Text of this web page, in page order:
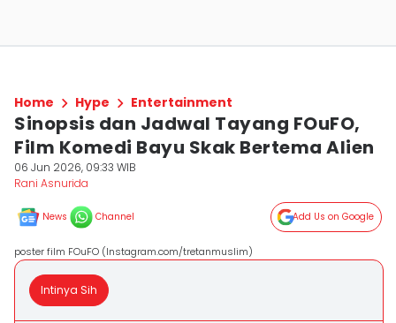
Home Hype Entertainment
Sinopsis dan Jadwal Tayang FOuFO,
Film Komedi Bayu Skak Bertema Alien
06 Jun 2026, 09:33 WIB
Rani Asnurida
News Channel Add Us on Google
poster film FOuFO (Instagram.com/tretanmuslim)
Intinya Sih